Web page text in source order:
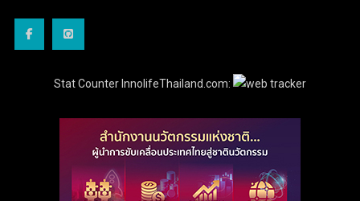
Stat Counter InnolifeThailand.com: